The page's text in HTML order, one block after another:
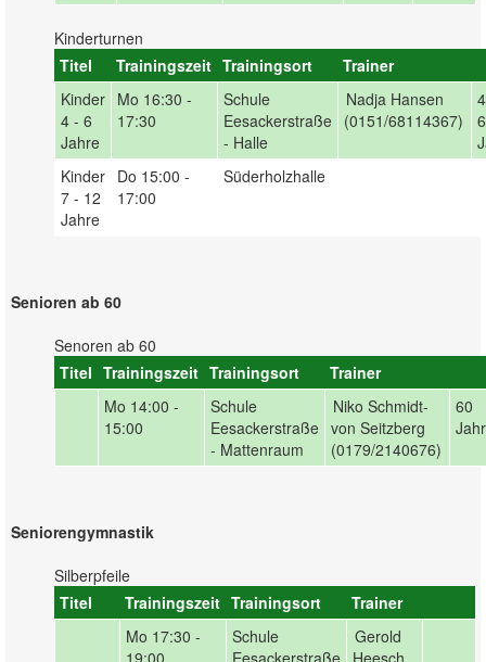
Kinderturnen
Titel
Trainingszeit Trainingsort
Trainer
Kinder
4 - 6
Jahre
Mo 16:30 -
17:30
Schule
Eesackerstraße
- Halle
Nadja Hansen
(0151/68114367)
6
Kinder
7 - 12
Jahre
Do 15:00 -
17:00
Süderholzhalle
Senioren ab 60
Senoren ab 60
Titel Trainingszeit Trainingsort
Trainer
Mo 14:00 -
15:00
Schule
Eesackerstraße
- Mattenraum
Niko Schmidt-
von Seitzberg
(0179/2140676)
60
Seniorengymnastik
Silberpfeile
Titel
Trainingszeit Trainingsort
Trainer
Mo 17:30 -
19:00
Schule
Eesackerstraße
Gerold
Heesch